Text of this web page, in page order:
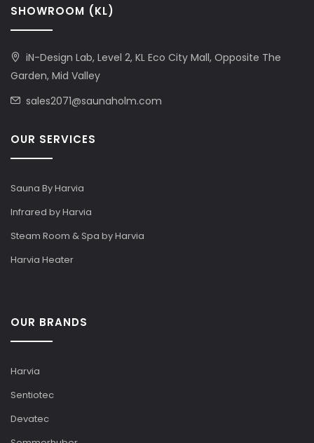
SHOWROOM (KL)
iN-Design Lab, Level 2, KL Eco City Mall, Opposite The
Garden, Mid Valley
sales2071@saunaholm.com
OUR SERVICES
Sauna By Harvia
Infrared by Harvia
Steam Room & Spa by Harvia
Harvia Heater
OUR BRANDS
Harvia
Sentiotec
Devatec